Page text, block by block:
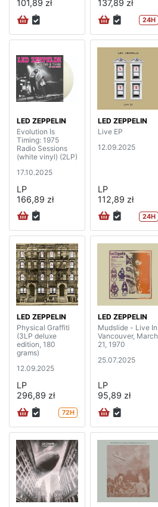
101,89 zł 137,89 zł
24H
LED ZEPPELIN
Evolution Is
Timing: 1975
Radio Sessions
(white vinyl) (2LP)
17.10.2025
LP
166,89 zł
LED ZEPPELIN
Live EP
12.09.2025
LP
112,89 zł
24H
LED ZEPPELIN
Physical Graffiti
(3LP deluxe
edition, 180
grams)
12.09.2025
LP
296,89 zł
72H
LED ZEPPELIN
Mudslide - Live In
Vancouver, March
21, 1970
25.07.2025
LP
95,89 zł